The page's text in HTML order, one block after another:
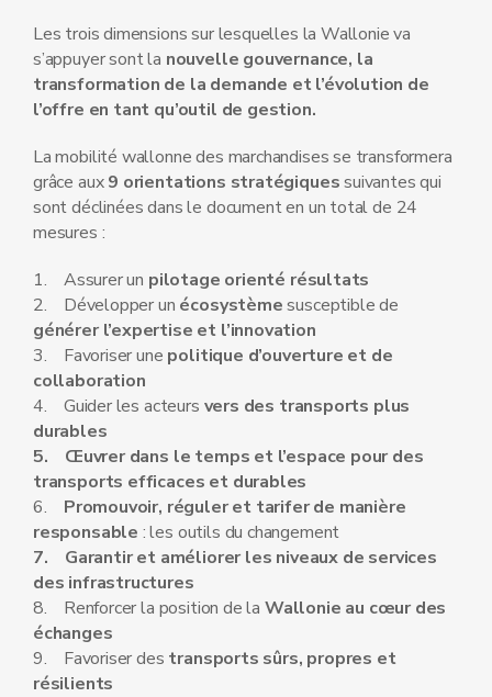
Les trois dimensions sur lesquelles la Wallonie va
s’appuyer sont la nouvelle gouvernance, la
transformation de la demande et l’évolution de
l’offre en tant qu’outil de gestion.
La mobilité wallonne des marchandises se transformera
grâce aux9 orientations stratégiquessuivantes qui
sont déclinées dans le document en un total de 24
mesures :
1. Assurer un pilotage orienté résultats
2. Développer un écosystèmesusceptible de
générer l’expertise et l’innovation
3. Favoriser une politique d’ouverture et de
collaboration
4. Guider les acteurs vers des transports plus
durables
5. Œuvrer dans le temps et l’espace pour des
transports efficaces et durables
6. Promouvoir, réguler et tarifer de manière
responsable : les outils du changement
7. Garantir et améliorer les niveaux de services
des infrastructures
8. Renforcer la position de la Wallonie au cœur des
échanges
9. Favoriser des transports sûrs, propres et
résilients